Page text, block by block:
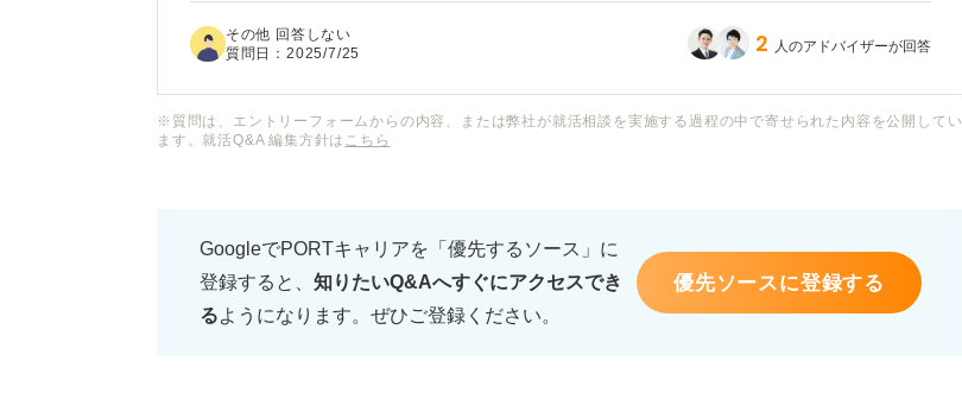
体的なアドバイスをいただきたいです。よろしくお願いいたします。
その他 回答しない
質問日：2025/7/25 2 人のアドバイザーが回答
※質問は、エントリーフォームからの内容、または弊社が就活相談を実施する過程の中で寄せられた内容を公開してい
ます。就活Q&A 編集方針は こちら
GoogleでPORTキャリアを「優先するソース」に
登録すると、 知りたいQ&Aへすぐにアクセスでき
るようになります。ぜひご登録ください。
優先ソースに登録する